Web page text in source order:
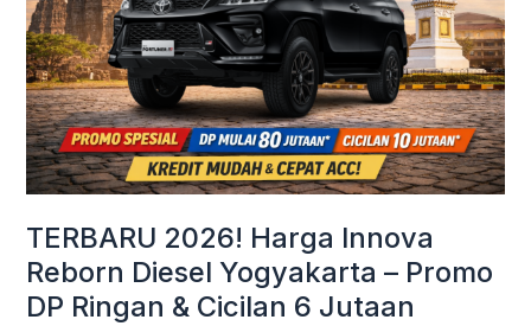
TERBARU 2026! Harga Innova
Reborn Diesel Yogyakarta – Promo
DP Ringan & Cicilan 6 Jutaan
Reborn
Diesel
Yogyakarta
–
Promo
DP
&
Cicilan
6